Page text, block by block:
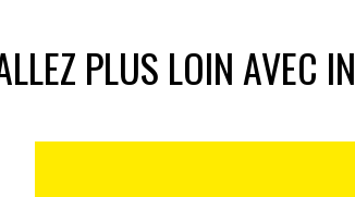
PLUS LOIN AVEC